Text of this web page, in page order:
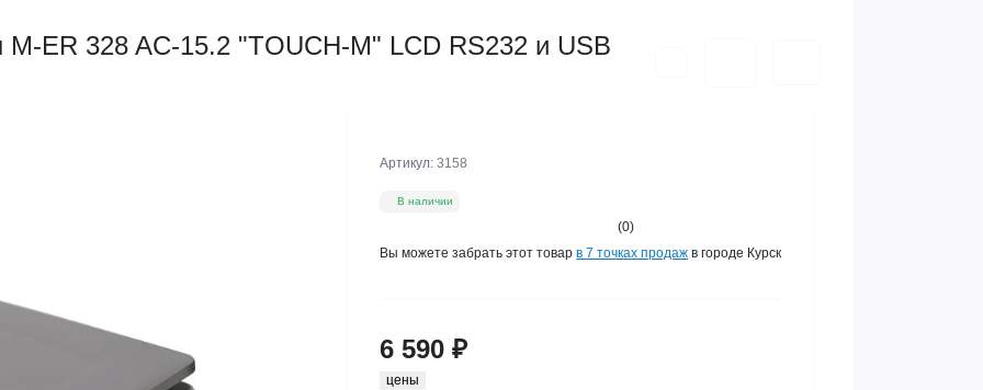
ER 328 AC-15.2 "TOUCH-M" LCD RS232 и USB
Артикул: 3158
В наличии
(0)
Вы можете забрать этот товарв 7 точках продаж в городе Курск
6 590 ₽
цены